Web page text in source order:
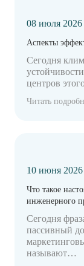
08 июля 2026
Аспекты
Сегодня
центров
Читать
10 июня 2026
Что такое
инженерного
Сегодня
пассивный
называют…